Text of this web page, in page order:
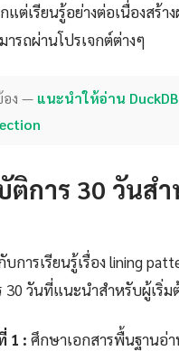
แต่เรียนรู้อย่างต่อเนื่องสร้า
รถผ่านโปรเจกต์ต่างๆ
อง — แนะนำให้อ่าน
การ 30 วันสำ
การเรียนรู้เรื่อง lining
วันที่แนะนำสำหรับผู้เริ่ม
1 : ศึกษาเอกสารพื้นฐานอ่